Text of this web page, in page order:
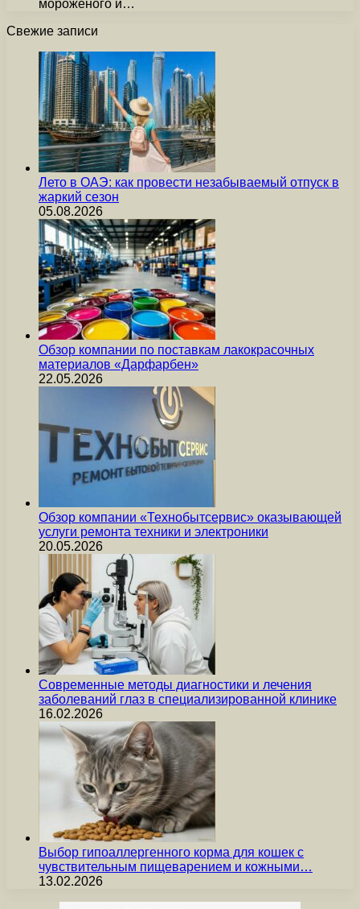
мороженого и…
Свежие записи
Лето в ОАЭ: как провести незабываемый отпуск в
жаркий сезон
05.08.2026
Обзор компании по поставкам лакокрасочных
материалов «Дарфарбен»
22.05.2026
Обзор компании «Технобытсервис» оказывающей
услуги ремонта техники и электроники
20.05.2026
Современные методы диагностики и лечения
заболеваний глаз в специализированной клинике
16.02.2026
Выбор гипоаллергенного корма для кошек с
чувствительным пищеварением и кожными…
13.02.2026